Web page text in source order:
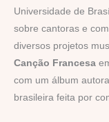
Universidade de
sobre cantoras e
diversos projetos
Canção Francesa
com um álbum
brasileira feita por